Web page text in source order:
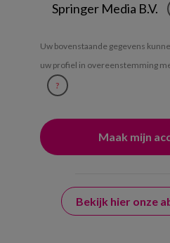
Springer Media B.V.
Uw bovenstaande gegevens
uw profiel in overeenstemming
?
Bekijk hier onze